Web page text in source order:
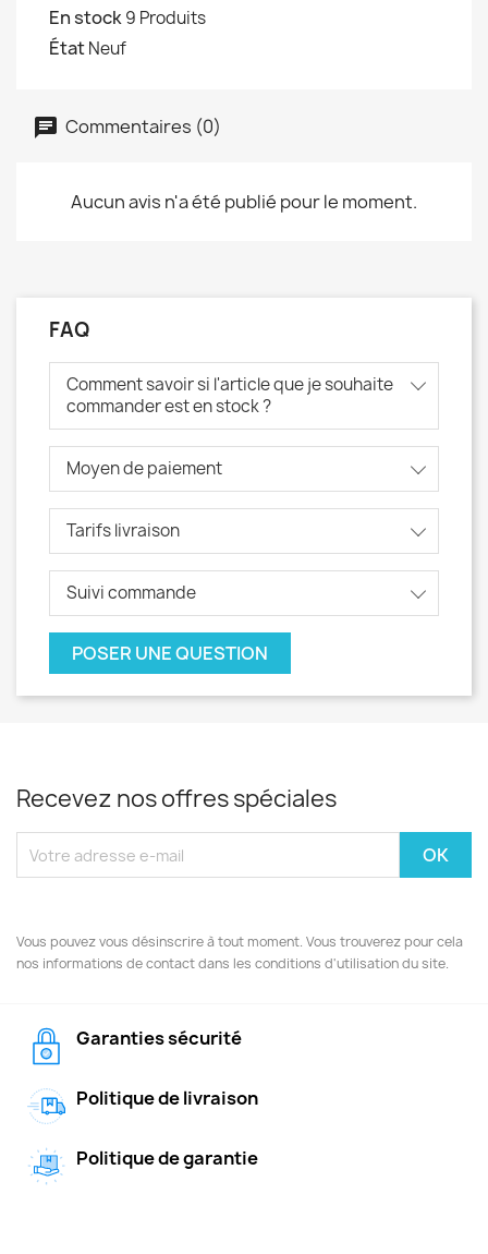
En stock9 Produits
ÉtatNeuf
Commentaires (0)
Aucun avis n'a été publié pour le moment.
FAQ
Comment savoir si l'article que je souhaite
commander est en stock ?
Moyen de paiement
Tarifs livraison
Suivi commande
POSER UNE QUESTION
Recevez nos offres spéciales
Vous pouvez vous désinscrire à tout moment. Vous trouverez pour cela
nos informations de contact dans les conditions d'utilisation du site.
Garanties sécurité
Politique de livraison
Politique de garantie